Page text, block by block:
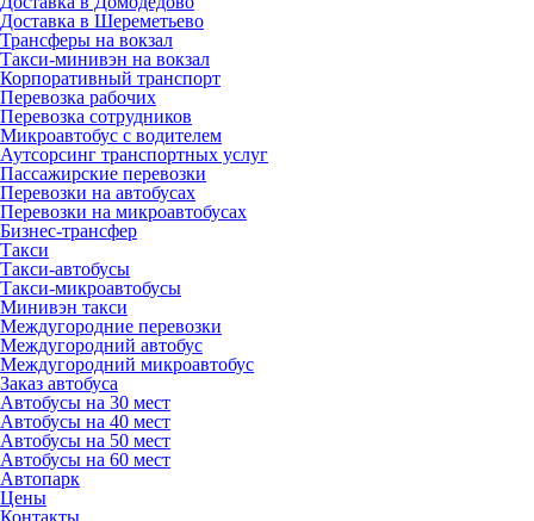
Доставка в Шереметьево
Трансферы на вокзал
Такси-минивэн на вокзал
Корпоративный транспорт
Перевозка рабочих
Перевозка сотрудников
Микроавтобус с водителем
Аутсорсинг транспортных услуг
Пассажирские перевозки
Перевозки на автобусах
Перевозки на микроавтобусах
Бизнес-трансфер
Такси
Такси-автобусы
Такси-микроавтобусы
Минивэн такси
Междугородние перевозки
Междугородний автобус
Междугородний микроавтобус
Заказ автобуса
Автобусы на 30 мест
Автобусы на 40 мест
Автобусы на 50 мест
Автобусы на 60 мест
Автопарк
Цены
Контакты